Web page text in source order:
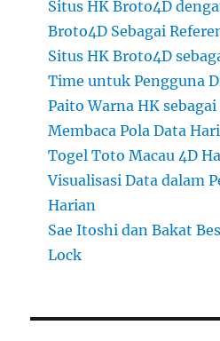
Situs HK Broto4D
Broto4D Sebagai
Situs HK Broto4D
Time untuk Pengguna
Paito Warna HK
Membaca Pola Data
Togel Toto Macau 4D
Visualisasi Data dalam
Harian
Sae Itoshi dan Bakat
Lock